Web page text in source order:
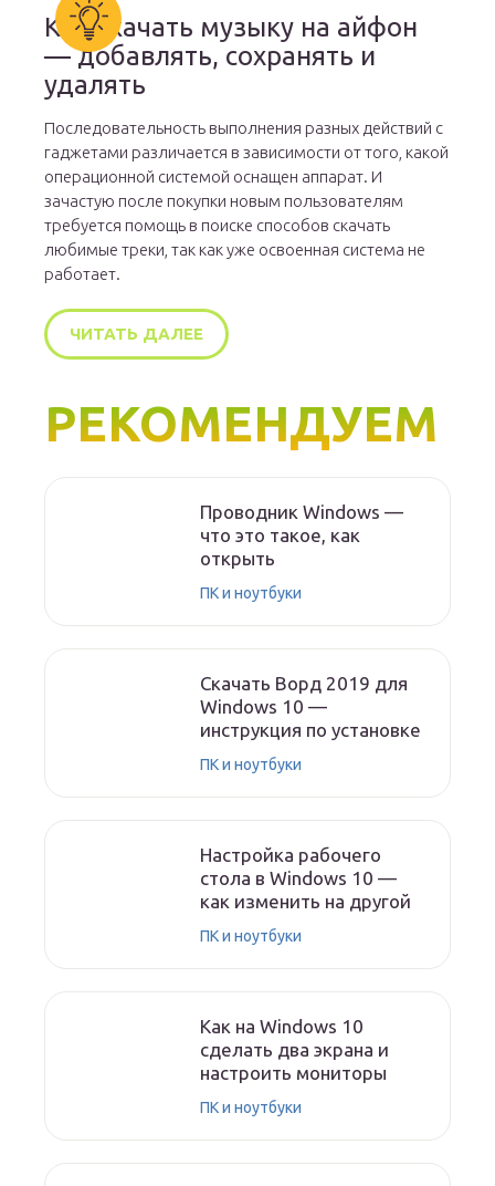
Как скачать музыку на айфон
— добавлять, сохранять и
удалять
Последовательность выполнения разных действий с
гаджетами различается в зависимости от того, какой
операционной системой оснащен аппарат. И
зачастую после покупки новым пользователям
требуется помощь в поиске способов скачать
любимые треки, так как уже освоенная система не
работает.
ЧИТАТЬ ДАЛЕЕ
РЕКОМЕНДУЕМ
Проводник Windows —
что это такое, как
открыть
ПК и ноутбуки
Скачать Ворд 2019 для
Windows 10 —
инструкция по установке
ПК и ноутбуки
Настройка рабочего
стола в Windows 10 —
как изменить на другой
ПК и ноутбуки
Как на Windows 10
сделать два экрана и
настроить мониторы
ПК и ноутбуки